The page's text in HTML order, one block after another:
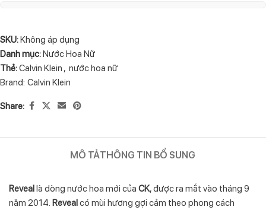
SKU:Không áp dụng
Danh mục:Nước Hoa Nữ
Thẻ:Calvin Klein , nước hoa nữ
Brand: Calvin Klein
Share:
MÔ TẢTHÔNG TIN BỔ SUNG
Reveallà dòng nước hoa mới của CK, được ra mắt vào tháng 9
năm 2014. Revealcó mùi hương gợi cảm theo phong cách